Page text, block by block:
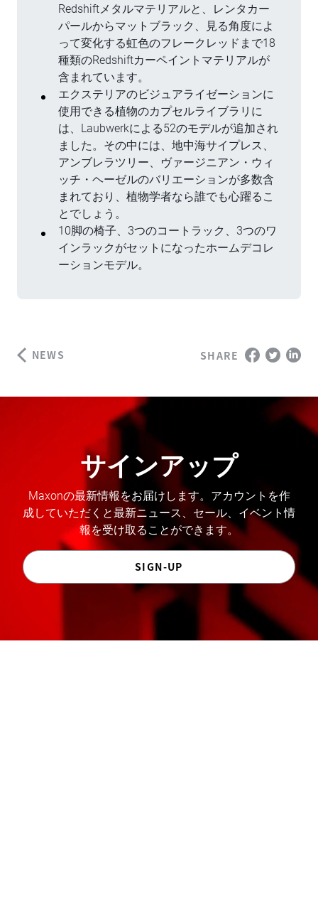
Redshiftメタルマテリアルと、レンタカー
パールからマットブラック、見る角度によ
って変化する虹色のフレークレッドまで18
種類のRedshiftカーペイントマテリアルが
含まれています。
エクステリアのビジュアライゼーションに
使用できる植物のカプセルライブラリに
は、Laubwerkによる52のモデルが追加され
ました。その中には、地中海サイプレス、
アンブレラツリー、ヴァージニアン・ウィ
ッチ・ヘーゼルのバリエーションが多数含
まれており、植物学者なら誰でも心躍るこ
とでしょう。
10脚の椅子、3つのコートラック、3つのワ
インラックがセットになったホームデコレ
ーションモデル。
NEWS SHARE
サインアップ
Maxonの最新情報をお届けします。アカウントを作
成していただくと最新ニュース、セール、イベント情
報を受け取ることができます。
SIGN-UP